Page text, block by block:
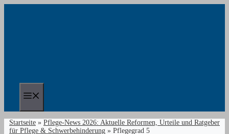
Startseite » Pflege-News 2026: Aktuelle Reformen, Urteile und Ratgeber
für Pflege & Schwerbehinderung » Pflegegrad 5